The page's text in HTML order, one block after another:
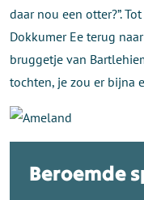
daar nou een otter?”.
Dokkumer Ee terug
bruggetje van
tochten, je zou er bijna
Beroemde